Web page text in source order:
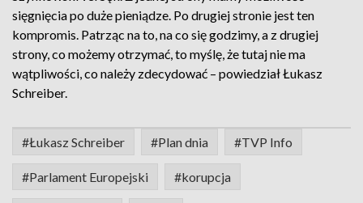
sięgnięcia po duże pieniądze. Po drugiej stronie jest ten
kompromis. Patrząc na to, na co się godzimy, a z drugiej
strony, co możemy otrzymać, to myślę, że tutaj nie ma
wątpliwości, co należy zdecydować – powiedział Łukasz
Schreiber.
#Łukasz Schreiber #Plan dnia #TVP Info
#Parlament Europejski #korupcja